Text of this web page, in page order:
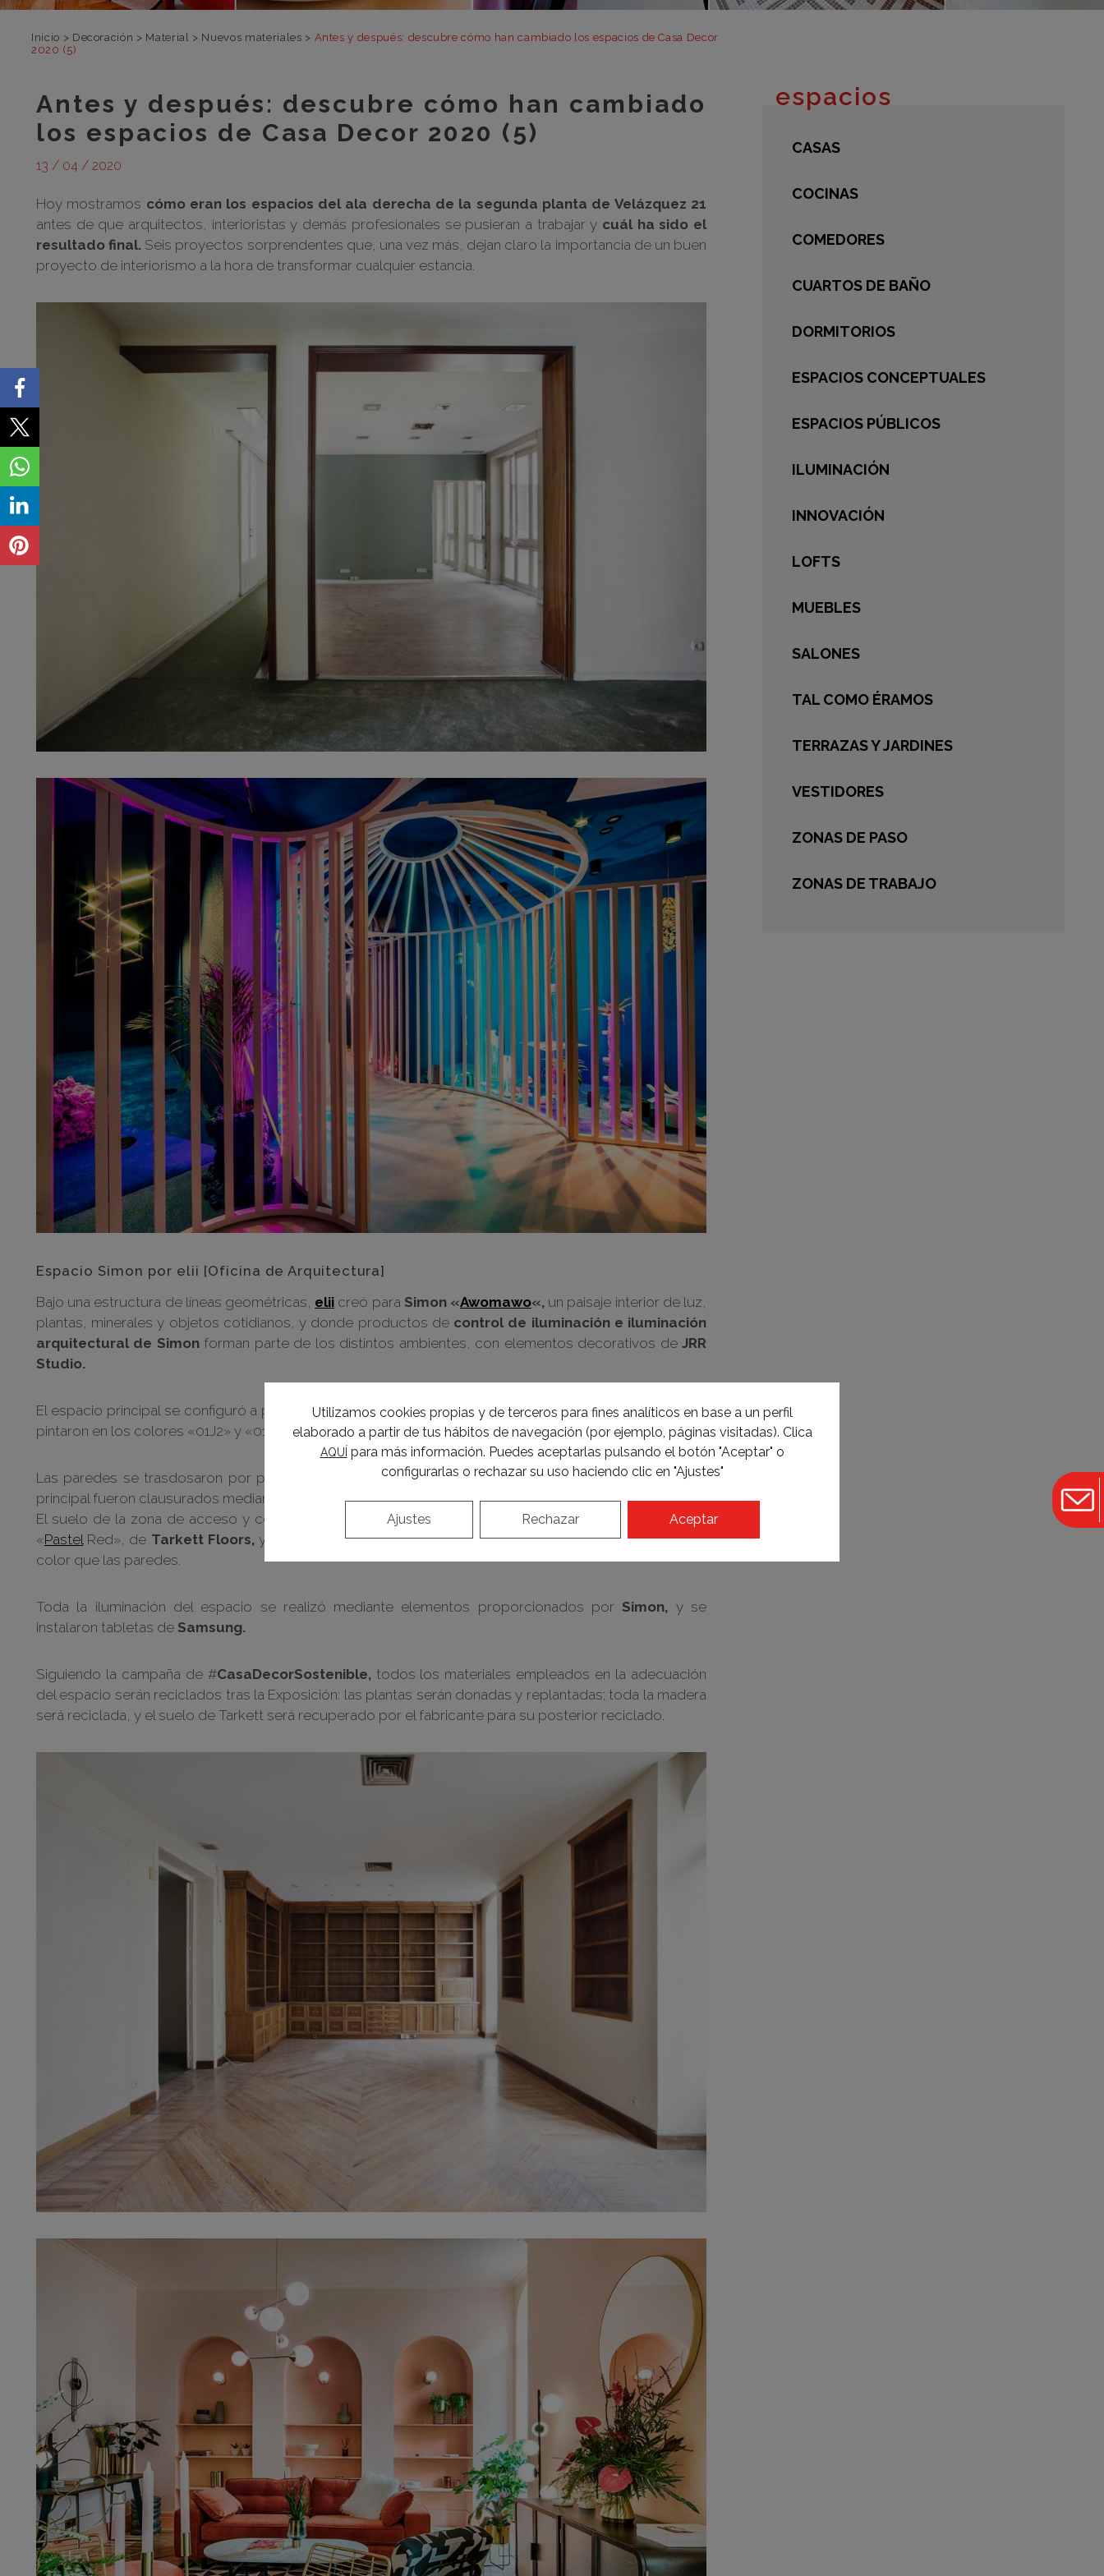
Inicio > Decoración > Material > Nuevos materiales > Antes y después: descubre cómo han cambiado los espacios de Casa Decor
2020 (5)
Antes y después: descubre cómo han cambiado
los espacios de Casa Decor 2020 (5)
13 / 04 / 2020
Hoy mostramos cómo eran los espacios del ala derecha de la segunda planta de Velázquez 21
antes de que arquitectos, interioristas y demás profesionales se pusieran a trabajar y cuál ha sido el
resultado final. Seis proyectos sorprendentes que, una vez más, dejan claro la importancia de un buen
proyecto de interiorismo a la hora de transformar cualquier estancia.
Espacio Simon por elii [Oficina de Arquitectura]
Bajo una estructura de líneas geométricas, elii creó para Simon «Awomawo«, un paisaje interior de luz,
plantas, minerales y objetos cotidianos, y donde productos de control de iluminación e iluminación
arquitectural de Simonforman parte de los distintos ambientes, con elementos decorativos deJRR
Studio.
El espacio principal se configuró a partir de unas celosías de madera de pino de base cilíndrica, que se
pintaron en los colores «01J2» y «01J5» deValentine.
Las paredes se trasdosaron por paneles de DM, y tanto la puerta que da alpasillocomo la ventana
principal fueron clausurados mediante unos paneles de DM pintados en el mismo color que las paredes.
El suelo de la zona de acceso y central se cubrió con el material vinílico «Eclipse Premium», en color
«PastelRed», de Tarkett Floors,y en el espacio perimetral, con paneles de DM pintados en el mismo
color que las paredes.
Toda la iluminación del espacio se realizó mediante elementos proporcionados por Simon, y se
instalaron tabletas de Samsung.
Siguiendo la campaña de #CasaDecorSostenible,todos los materiales empleados en la adecuación
del espacio serán reciclados tras la Exposición: las plantas serán donadas y replantadas; toda la madera
será reciclada, y el suelo de Tarkett será recuperado por el fabricante para su posterior reciclado.
espacios
CASAS
COCINAS
COMEDORES
CUARTOS DE BAÑO
DORMITORIOS
ESPACIOS CONCEPTUALES
ESPACIOS PÚBLICOS
ILUMINACIÓN
INNOVACIÓN
LOFTS
MUEBLES
SALONES
TAL COMO ÉRAMOS
TERRAZAS Y JARDINES
VESTIDORES
ZONAS DE PASO
ZONAS DE TRABAJO
Utilizamos cookies propias y de terceros para fines analíticos en base a un perfil
elaborado a partir de tus hábitos de navegación (por ejemplo, páginas visitadas). Clica
AQUÍ para más información. Puedes aceptarlas pulsando el botón "Aceptar" o
configurarlas o rechazar su uso haciendo clic en "Ajustes"
Aceptar
Rechazar
Ajustes